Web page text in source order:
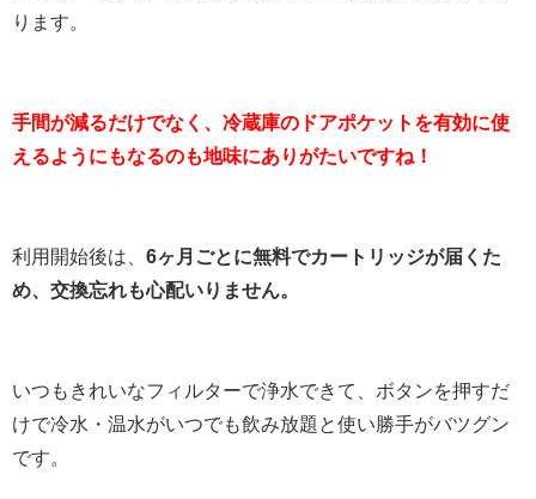
ります。
手間が減るだけでなく、冷蔵庫のドアポケットを有効に使
えるようにもなるのも地味にありがたいですね！
利用開始後は、 6ヶ月ごとに無料でカートリッジが届くた
め、交換忘れも心配いりません。
いつもきれいなフィルターで浄水できて、ボタンを押すだ
けで冷水・温水がいつでも飲み放題と使い勝手がバツグン
です。